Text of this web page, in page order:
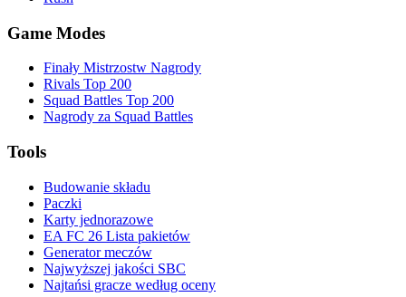
Game Modes
Finały Mistrzostw Nagrody
Rivals Top 200
Squad Battles Top 200
Nagrody za Squad Battles
Tools
Budowanie składu
Paczki
Karty jednorazowe
EA FC 26 Lista pakietów
Generator meczów
Najwyższej jakości SBC
Najtańsi gracze według oceny